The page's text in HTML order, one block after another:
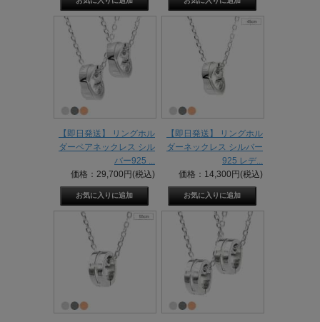
【即日発送】 リングホル
ダーペアネックレス シル
バー925 ...
価格：29,700円(税込)
【即日発送】 リングホル
ダーネックレス シルバー
925 レデ...
価格：14,300円(税込)